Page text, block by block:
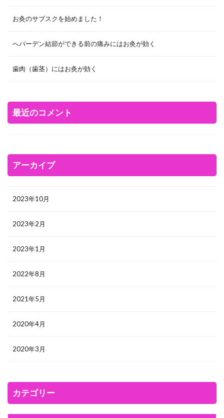
お灸のサブスクを始めました！
へバーデン結節ができる前の痛みにはお灸が効く
歯肉（歯茎）にはお灸が効く
最近のコメント
アーカイブ
2023年10月
2023年2月
2023年1月
2022年8月
2021年5月
2020年4月
2020年3月
カテゴリー